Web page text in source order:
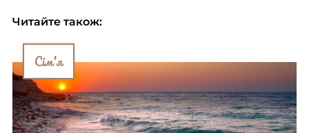
Читайте також:
Сім'я